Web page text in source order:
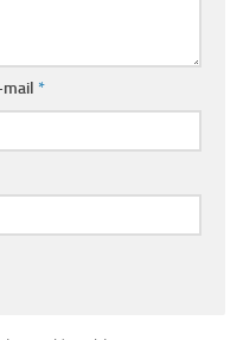
mail *